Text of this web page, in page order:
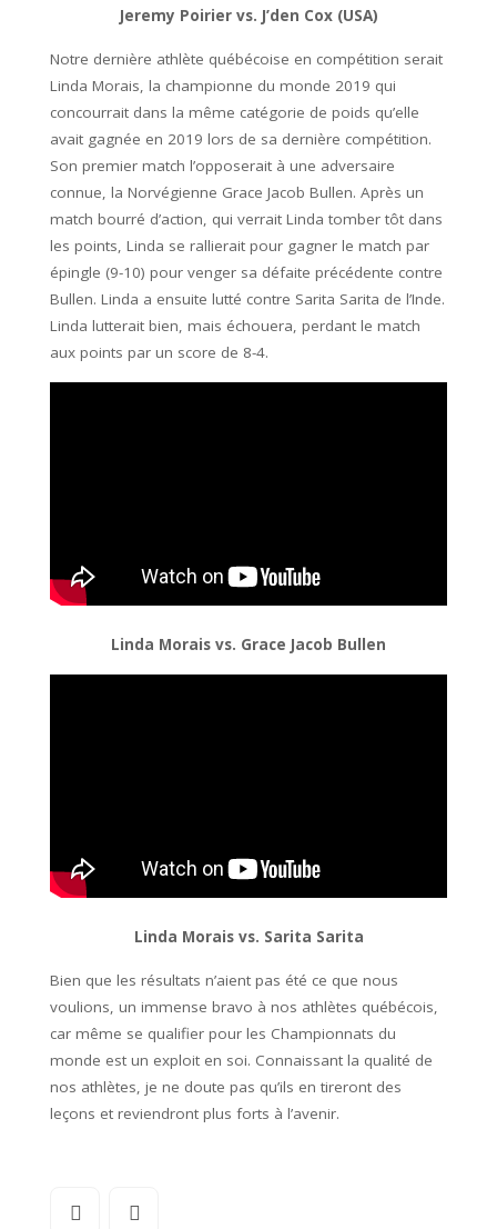
Jeremy Poirier vs. J’den Cox (USA)
Notre dernière athlète québécoise en compétition serait
Linda Morais, la championne du monde 2019 qui
concourrait dans la même catégorie de poids qu’elle
avait gagnée en 2019 lors de sa dernière compétition.
Son premier match l’opposerait à une adversaire
connue, la Norvégienne Grace Jacob Bullen. Après un
match bourré d’action, qui verrait Linda tomber tôt dans
les points, Linda se rallierait pour gagner le match par
épingle (9-10) pour venger sa défaite précédente contre
Bullen. Linda a ensuite lutté contre Sarita Sarita de l’Inde.
Linda lutterait bien, mais échouera, perdant le match
aux points par un score de 8-4.
Linda Morais vs. Grace Jacob Bullen
Linda Morais vs. Sarita Sarita
Bien que les résultats n’aient pas été ce que nous
voulions, un immense bravo à nos athlètes québécois,
car même se qualifier pour les Championnats du
monde est un exploit en soi. Connaissant la qualité de
nos athlètes, je ne doute pas qu’ils en tireront des
leçons et reviendront plus forts à l’avenir.